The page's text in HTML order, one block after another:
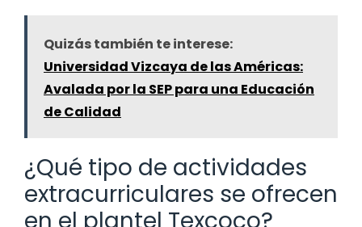
Quizás también te interese:
Universidad Vizcaya de las Américas:
Avalada por la SEP para una Educación
de Calidad
¿Qué tipo de actividades
extracurriculares se ofrecen
en el plantel Texcoco?